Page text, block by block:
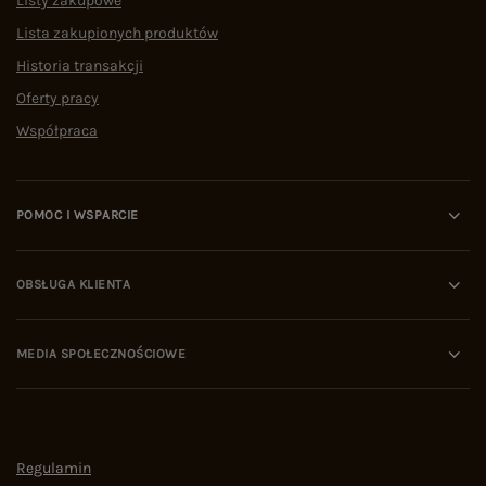
Lista zakupionych produktów
Historia transakcji
Oferty pracy
Współpraca
POMOC I WSPARCIE
OBSŁUGA KLIENTA
MEDIA SPOŁECZNOŚCIOWE
Regulamin